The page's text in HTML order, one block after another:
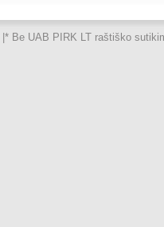
* Be UAB PIRK LT raštiško